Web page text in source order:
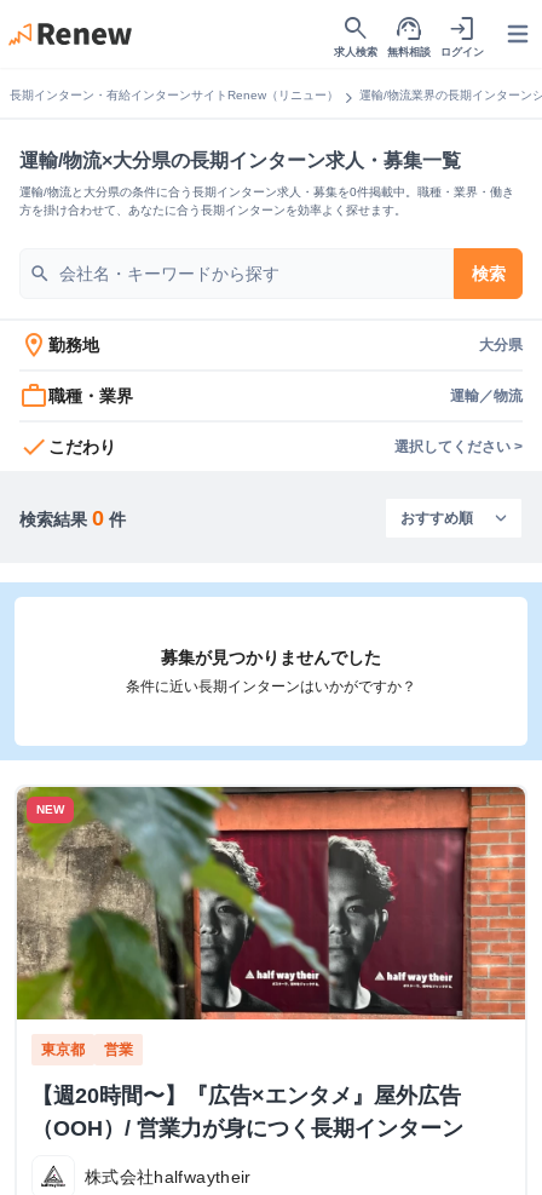
search
求人検索
support_agent
無料相談
login
ログイン
長期インターン・有給インターンサイトRenew（リニュー） chevron_right 運輸/物流業界の長期インターン
運輸/物流×大分県の長期インターン求人・募集一覧
運輸/物流と大分県の条件に合う長期インターン求人・募集を0件掲載中。職種・業界・働き
方を掛け合わせて、あなたに合う長期インターンを効率よく探せます。
search 検索
location_on 勤務地 大分県
work_outline職種・業界 運輸／物流
check こだわり 選択してください >
検索結果 0 件
募集が見つかりませんでした
条件に近い長期インターンはいかがですか？
NEW
東京都 営業
【週20時間〜】『広告×エンタメ』屋外広告
（OOH）/ 営業力が身につく長期インターン
株式会社halfwaytheir